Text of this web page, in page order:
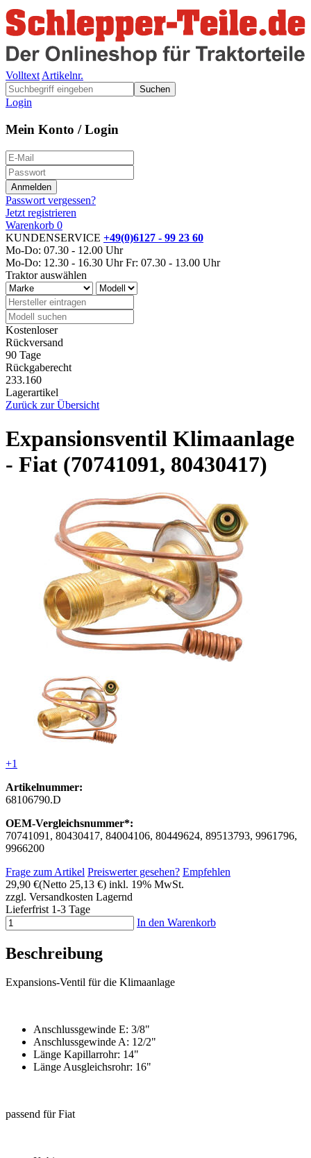
Volltext Artikelnr.
Suchen
Login
Mein Konto / Login
Passwort vergessen?
Jetzt registrieren
Warenkorb 0
KUNDENSERVICE +49(0)6127 - 99 23 60
Mo-Do: 07.30 - 12.00 Uhr
Mo-Do: 12.30 - 16.30 Uhr Fr: 07.30 - 13.00 Uhr
Traktor auswählen
Kostenloser
Rückversand
90 Tage
Rückgaberecht
233.160
Lagerartikel
Zurück zur Übersicht
Expansionsventil Klimaanlage
- Fiat (70741091, 80430417)
+1
Artikelnummer:
68106790.D
OEM-Vergleichsnummer*:
70741091, 80430417, 84004106, 80449624, 89513793, 9961796,
9966200
Frage zum Artikel Preiswerter gesehen? Empfehlen
29,90 €(Netto 25,13 €) inkl. 19% MwSt.
zzgl. Versandkosten Lagernd
Lieferfrist 1-3 Tage
In den Warenkorb
Beschreibung
Expansions-Ventil für die Klimaanlage
Anschlussgewinde E: 3/8"
Anschlussgewinde A: 12/2"
Länge Kapillarrohr: 14"
Länge Ausgleichsrohr: 16"
passend für Fiat